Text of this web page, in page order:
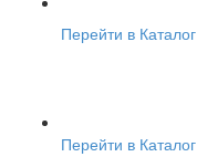
Перейти в Каталог
Перейти в Каталог